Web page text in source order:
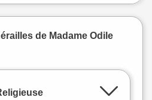
de Madame Odile